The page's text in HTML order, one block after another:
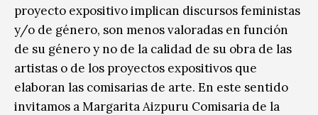
proyecto expositivo implican discursos feministas
y/o de género, son menos valoradas en función
de su género y no de la calidad de su obra de las
artistas o de los proyectos expositivos que
elaboran las comisarias de arte. En este sentido
invitamos a Margarita Aizpuru Comisaria de la